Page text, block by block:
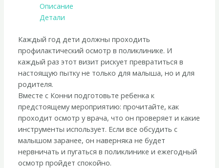
Описание
Детали
Каждый год дети должны проходить
профилактический осмотр в поликлинике. И
каждый раз этот визит рискует превратиться в
настоящую пытку не только для малыша, но и для
родителя.
Вместе с Конни подготовьте ребенка к
предстоящему мероприятию: прочитайте, как
проходит осмотр у врача, что он проверяет и какие
инструменты использует. Если все обсудить с
малышом заранее, он наверняка не будет
нервничать и пугаться в поликлинике и ежегодный
осмотр пройдет спокойно.